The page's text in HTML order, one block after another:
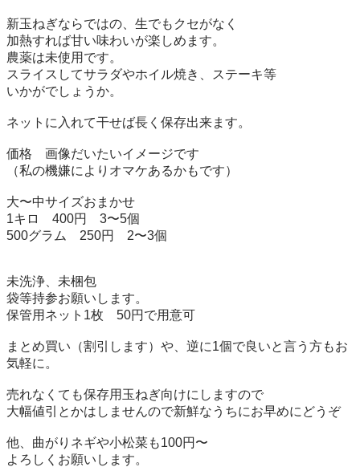
新玉ねぎならではの、生でもクセがなく
加熱すれば甘い味わいが楽しめます。
農薬は未使用です。
スライスしてサラダやホイル焼き、ステーキ等
いかがでしょうか。
ネットに入れて干せば長く保存出来ます。
価格　画像だいたいイメージです
（私の機嫌によりオマケあるかもです）
大〜中サイズおまかせ
1キロ　400円　3〜5個
500グラム　250円　2〜3個
未洗浄、未梱包
袋等持参お願いします。
保管用ネット1枚　50円で用意可
まとめ買い（割引します）や、逆に1個で良いと言う方もお
気軽に。
売れなくても保存用玉ねぎ向けにしますので
大幅値引とかはしませんので新鮮なうちにお早めにどうぞ
他、曲がりネギや小松菜も100円〜
よろしくお願いします。